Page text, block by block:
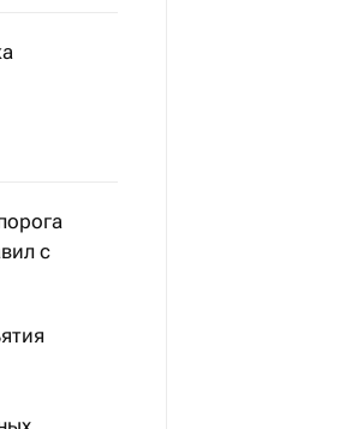
по покупке жилья в рам...
с